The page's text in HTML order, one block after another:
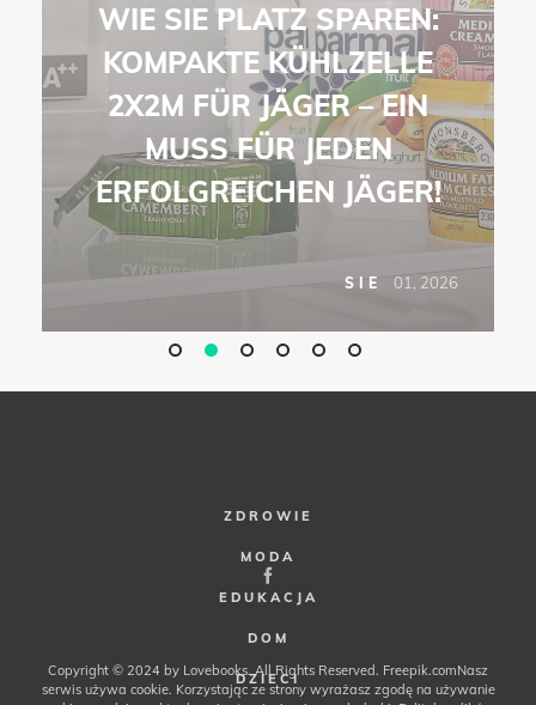
WIE SIE PLATZ SPAREN:
KOMPAKTE KÜHLZELLE
2X2M FÜR JÄGER – EIN
MUSS FÜR JEDEN
ERFOLGREICHEN JÄGER!
SIE 01, 2026
ZDROWIE
MODA
EDUKACJA
DOM
DZIECI
Copyright © 2024 by Lovebooks. All Rights Reserved. Freepik.comNasz
serwis używa cookie. Korzystając ze strony wyrażasz zgodę na używanie